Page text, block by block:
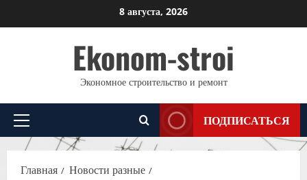
к
8 августа, 2026
Ekonom-stroi
Экономное строительство и ремонт
Основное
меню
ПОДПИСАТЬСЯ
Главная
Новости разные